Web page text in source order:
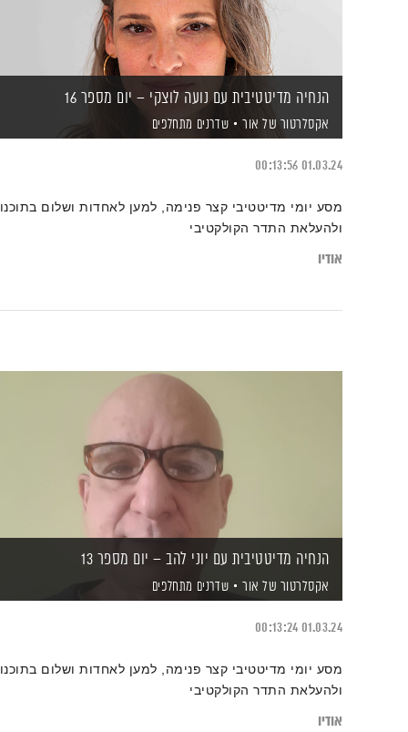
הנחיה מדיטטיבית עם נועה לוצקי – יום מספר 16
אקסלרטור של אור שדרנים מתחלפים
01.03.24
00:13:56
מסע יומי מדיטטיבי קצר פנימה, למען לאחדות ושלום בתוכנו
ולהעלאת התדר הקולקטיבי
אודיו
הנחיה מדיטטיבית עם יוני להב – יום מספר 13
אקסלרטור של אור שדרנים מתחלפים
01.03.24
00:13:24
מסע יומי מדיטטיבי קצר פנימה, למען לאחדות ושלום בתוכנו
ולהעלאת התדר הקולקטיבי
אודיו